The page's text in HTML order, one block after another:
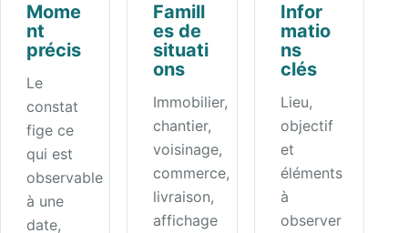
Mome
nt
précis
Le
constat
fige ce
qui est
observable
à une
date,
Famill
es de
situati
ons
Immobilier,
chantier,
voisinage,
commerce,
livraison,
affichage
Infor
matio
ns
clés
Lieu,
objectif
et
éléments
à
observer